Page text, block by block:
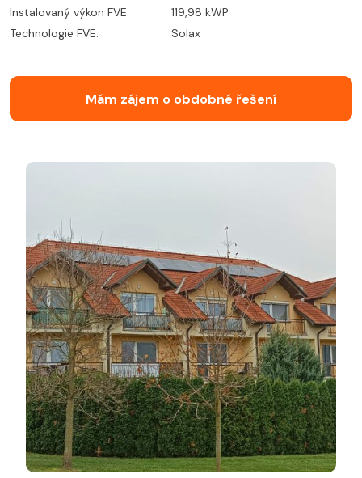
Instalovaný výkon FVE:
119,98 kWP
Technologie FVE:
Solax
Mám zájem o obdobné řešení